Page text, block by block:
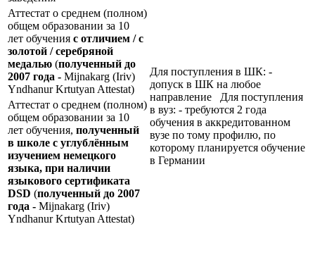
Аттестат о среднем (полном)
общем образовании за 10
лет обучения с отличием / с
золотой / серебряной
медалью (полученный до
2007 года - Mijnakarg (Iriv)
Yndhanur Krtutyan Attestat)
Для поступления в ШК: -
допуск в ШК на любое
направление Для поступления
в вуз: - требуются 2 года
обучения в аккредитованном
вузе по тому профилю, по
которому планируется обучение
в Германии
Аттестат о среднем (полном)
общем образовании за 10
лет обучения, полученный
в школе с углублённым
изучением немецкого
языка, при наличии
языкового сертификата
DSD (полученный до 2007
года - Mijnakarg (Iriv)
Yndhanur Krtutyan Attestat)